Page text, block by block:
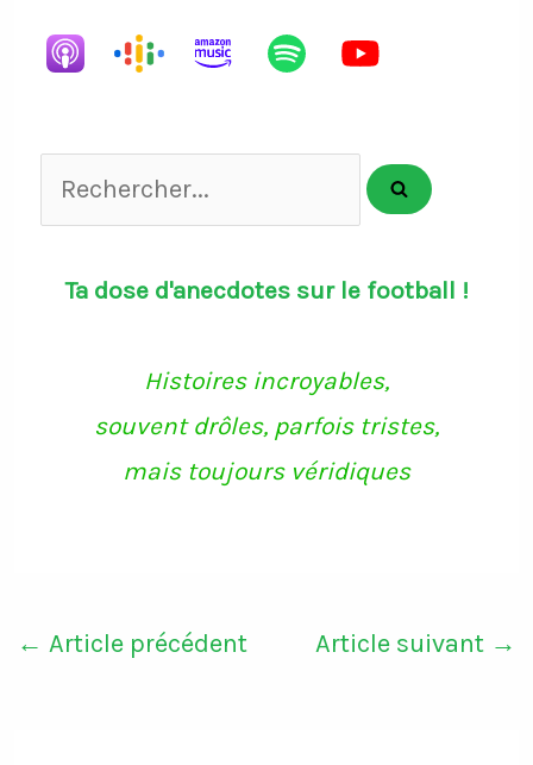
Rechercher...
Ta dose d'anecdotes sur le football !
Histoires incroyables,
souvent drôles, parfois tristes,
mais toujours véridiques
← Article précédent Article suivant →